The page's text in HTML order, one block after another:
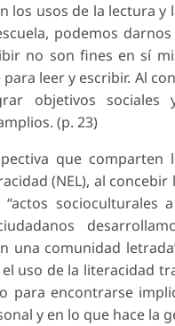
los usos de la lectura y
podemos
no son fines en sí
leer y escribir. Al
objetivos sociales
(p. 23)
que comparten
(NEL), al
socioculturales
una comunidad
el uso de la literacidad
para encontrarse
y en lo que hace la